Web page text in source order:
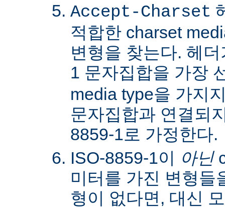
Accept-Charset
적합한 charset
변형을 찾는다. 헤
1 문자집합을 가장
media type을 가지
문자집합과 연결되
8859-1로 가정한다.
ISO-8859-1이 아닌
미터를 가진 변형들
형이 없다면, 대신